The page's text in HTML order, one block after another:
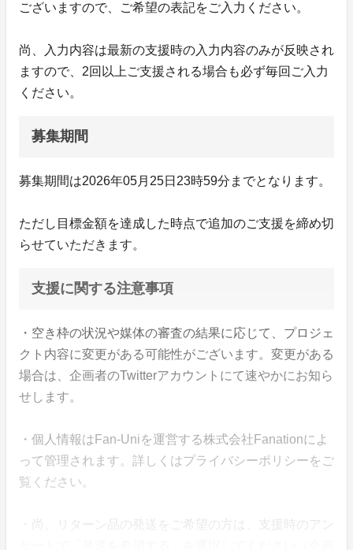
ございますので、ご希望の表記をご入力ください。
尚、入力内容は最新の支援時の入力内容のみが反映され
ますので、2回以上ご支援される場合も必ず毎回ご入力
ください。
募集期間
募集期間は2026年05月25日23時59分までとなります。
ただし目標金額を達成した時点で追加のご支援を締め切
らせていただきます。
支援に関する注意事項
・空き枠の状況や媒体の審査の結果に応じて、プロジェ
クト内容に変更がある可能性がございます。変更がある
場合は、企画者のTwitterアカウントにて速やかにお知ら
せします。
・個人情報はFan-Uniを運営する株式会社Fanationによ
って管理されます。詳しくはプライバシーポリシーをご
覧ください。
・尚、リターン品の発送をご希望の方は、支援時のアン